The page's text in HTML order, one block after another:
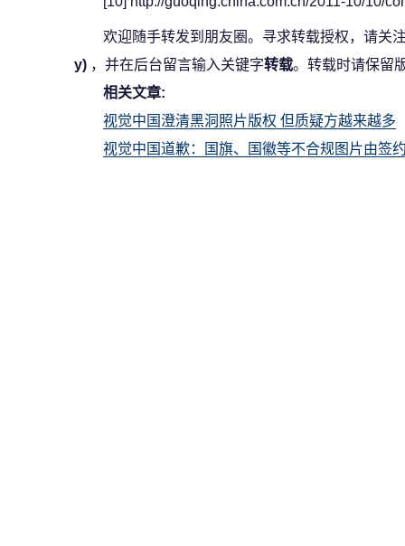
欢迎随手转发到朋友圈。寻求转载授权，请关
y) ，并在后台留言输入关键字转载。转载时请保留
相关文章:
视觉中国澄清黑洞照片版权 但质疑方越来越多
视觉中国道歉：国旗、国徽等不合规图片由签